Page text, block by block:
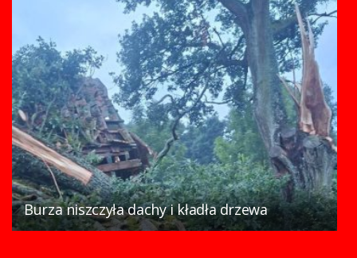
Burza niszczyła dachy i kładła drzewa